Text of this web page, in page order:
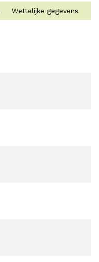
Wettelijke gegevens